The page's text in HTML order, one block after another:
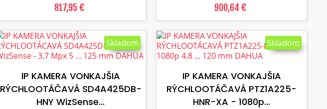
817,95 € 900,64 €
VLOŽIŤ DO KOŠÍKA
IP KAMERA VONKAJŠIA
RÝCHLOOTÁČAVÁ SD4A425DB-
HNY WizSense...
Skladom
VLOŽIŤ DO KOŠÍKA
IP KAMERA VONKAJŠIA
RÝCHLOOTÁČAVÁ PTZ1A225-
HNR-XA - 1080p...
Skladom